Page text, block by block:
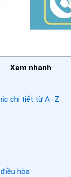
Xem nhanh
chi tiết từ A–Z
hòa